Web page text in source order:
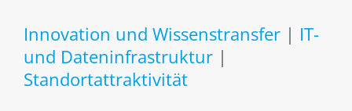
Innovation und Wissenstransfer| IT-
und Dateninfrastruktur|
Standortattraktivität